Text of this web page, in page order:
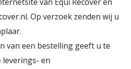
Op verzoek zenden wij u
van een bestelling geeft u te
leverings- en